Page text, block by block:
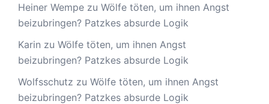
Heiner Wempe zu Wölfe töten, um ihnen Angst
beizubringen? Patzkes absurde Logik
Karin zu Wölfe töten, um ihnen Angst
beizubringen? Patzkes absurde Logik
Wolfsschutz zu Wölfe töten, um ihnen Angst
beizubringen? Patzkes absurde Logik